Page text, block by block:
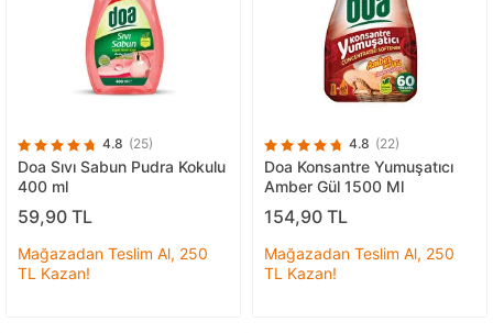
4.8 (25)
Doa Sıvı Sabun Pudra Kokulu
400 ml
59,90 TL
Mağazadan Teslim Al, 250
TL Kazan!
4.8 (22)
Doa Konsantre Yumuşatıcı
Amber Gül 1500 Ml
154,90 TL
Mağazadan Teslim Al, 250
TL Kazan!